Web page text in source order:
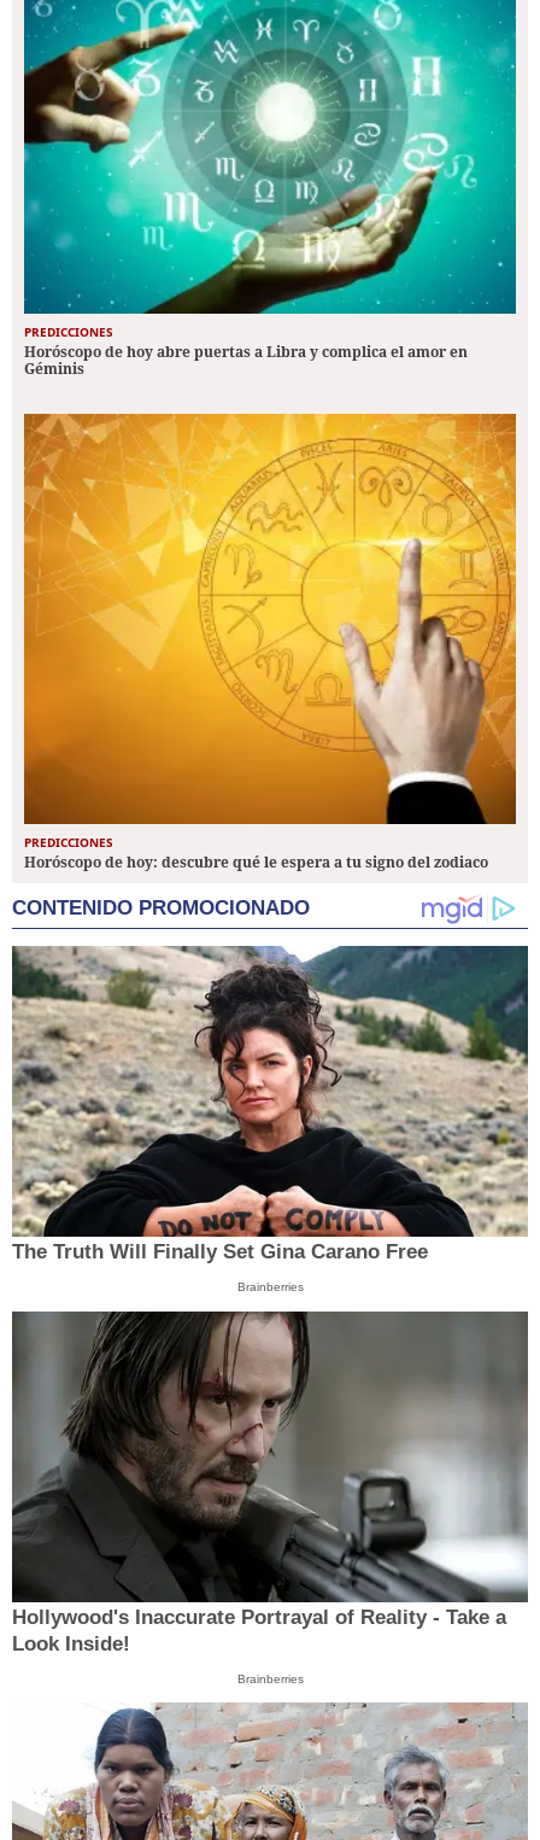
PREDICCIONES
Horóscopo de hoy abre puertas a Libra y complica el amor en
Géminis
PREDICCIONES
Horóscopo de hoy: descubre qué le espera a tu signo del zodiaco
CONTENIDO PROMOCIONADO
The Truth Will Finally Set Gina Carano Free
Brainberries
Hollywood's Inaccurate Portrayal of Reality - Take a
Look Inside!
Brainberries